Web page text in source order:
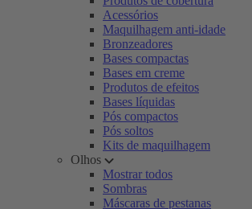
Acessórios
Maquilhagem anti-idade
Bronzeadores
Bases compactas
Bases em creme
Produtos de efeitos
Bases líquidas
Pós compactos
Pós soltos
Kits de maquilhagem
Olhos
Mostrar todos
Sombras
Máscaras de pestanas